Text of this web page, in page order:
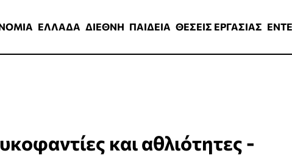
ΕΛΛΑΔΑ ΔΙΕΘΝΗ ΠΑΙΔΕΙΑ ΘΕΣΕΙΣ ΕΡΓΑΣΙΑΣ
και αθλιότητες -